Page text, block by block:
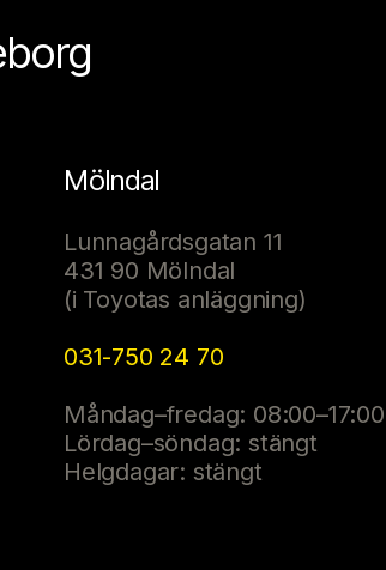
Mölndal
Lunnagårdsgatan 11
431 90 Mölndal
(i Toyotas anläggning)
031-750 24 70
Måndag–fredag: 08:00–17:00
Lördag–söndag: stängt
Helgdagar: stängt